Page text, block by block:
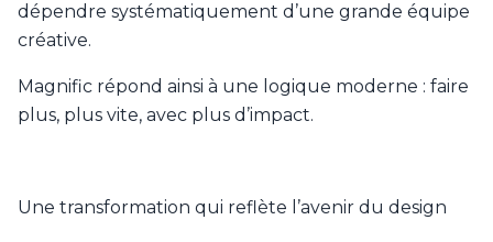
dépendre systématiquement d’une grande équipe
créative.
Magnific répond ainsi à une logique moderne : faire
plus, plus vite, avec plus d’impact.
Une transformation qui reflète l’avenir du design